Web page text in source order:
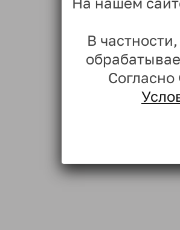
В